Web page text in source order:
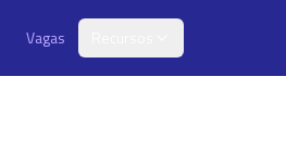
Vagas